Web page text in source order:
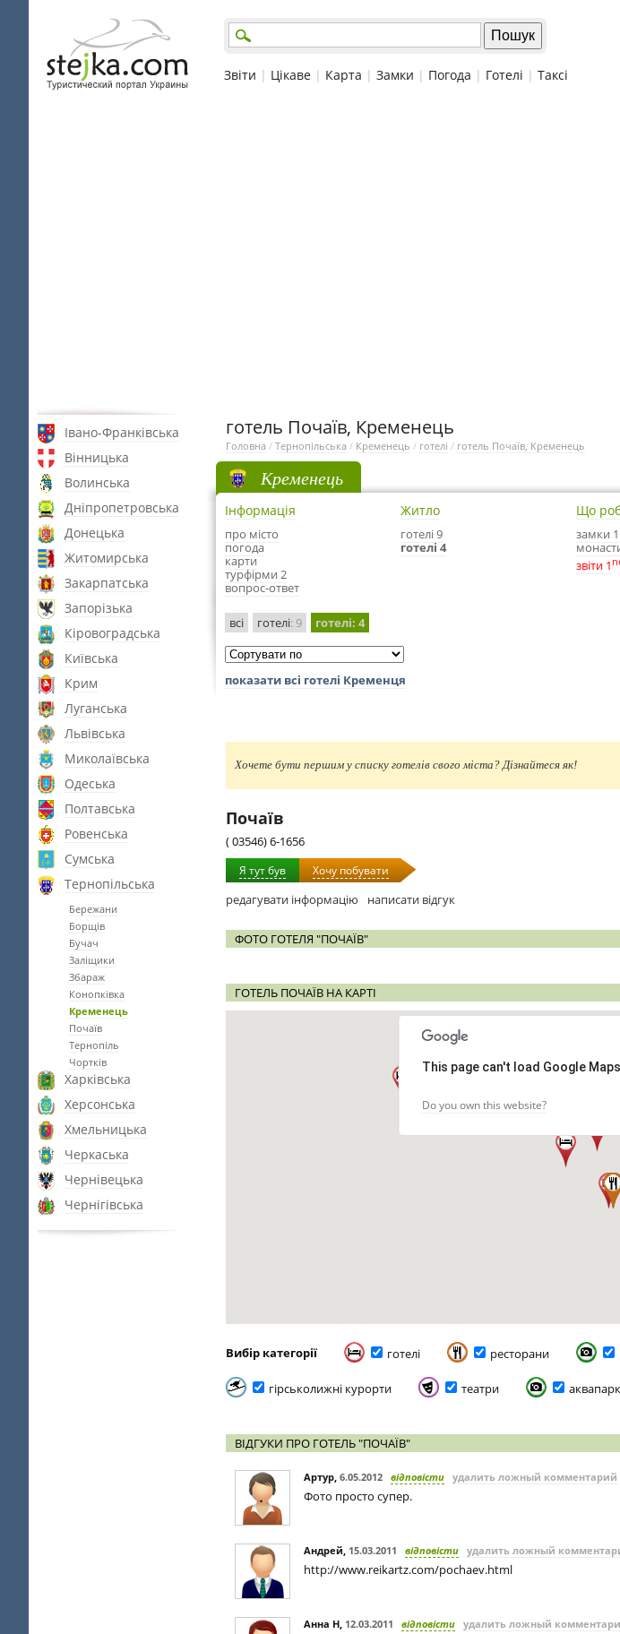
Звіти | Цікаве | Карта | Замки | Погода | Готелі | Таксі
Івано-Франківська
Вінницька
Волинська
Дніпропетровська
Донецька
Житомирська
Закарпатська
Запорізька
Кіровоградська
Київська
Крим
Луганська
Львівська
Миколаївська
Одеська
Полтавська
Ровенська
Сумська
Тернопільська
Бережани
Борщів
Бучач
Заліщики
Збараж
Конопківка
Кременець
Почаїв
Тернопіль
Чортків
Харківська
Херсонська
Хмельницька
Черкаська
Чернівецька
Чернігівська
готель Почаїв, Кременець
Головна / Тернопільська / Кременець / готелі / готель Почаїв, Кременець
Кременець
Інформація
про місто
погода
карти
турфірми 2
вопрос-ответ
Житло
готелі 9
готелі 4
Що
замки 1
звіти 1
всі готелі: 9 готелі: 4
показати всі готелі Кременця
Хочете бути першим у списку готелів свого міста? Дізнайтеся як!
Почаїв
( 03546) 6-1656
Я тут був Хочу побувати
редагувати інформацію написати відгук
ФОТО ГОТЕЛЯ "ПОЧАЇВ"
ГОТЕЛЬ ПОЧАЇВ НА КАРТІ
This page can't load Google
Do you own this website?
Вибір категорії готелі ресторани
гірськолижні курорти театри
ВІДГУКИ ПРО ГОТЕЛЬ "ПОЧАЇВ"
Артур, 6.05.2012 відповісти удалить ложный комментарий
Фото просто супер.
Андрей, 15.03.2011 відповісти удалить ложный
http://www.reikartz.com/pochaev.html
Анна Н, 12.03.2011 відповісти удалить ложный